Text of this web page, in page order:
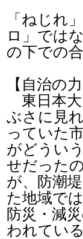
「ねじれ
ロ」では
の下での
【自治の
東日本大
ぶさに見
っていた
がどうい
せだった
が、防潮
た地域で
防災・減
われている